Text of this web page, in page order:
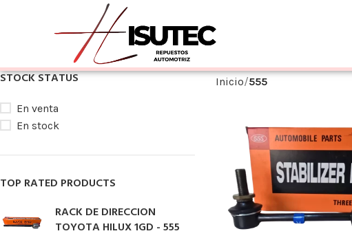
STOCK STATUS
En venta
En stock
TOP RATED PRODUCTS
RACK DE DIRECCION
TOYOTA HILUX 1GD - 555
Inicio 555